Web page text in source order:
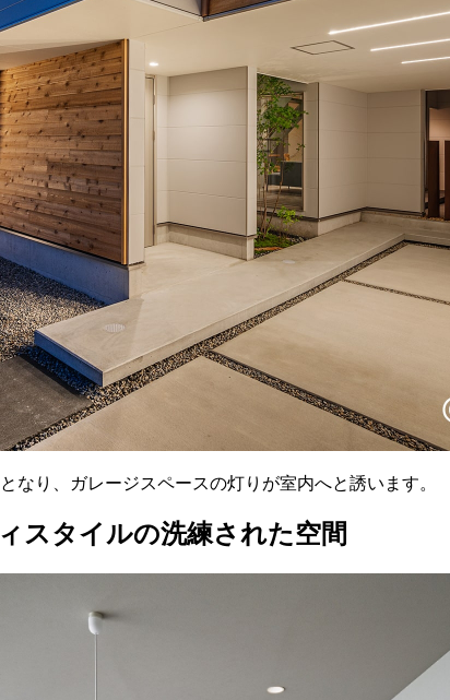
なり、ガレージスペースの灯りが室内へと誘います。
スタイルの洗練された空間